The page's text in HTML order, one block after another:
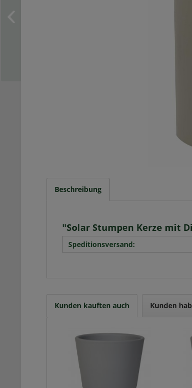
Beschreibung
"Solar Stumpen Kerze mit
Speditionsversand:
Kunden kauften auch Kunden